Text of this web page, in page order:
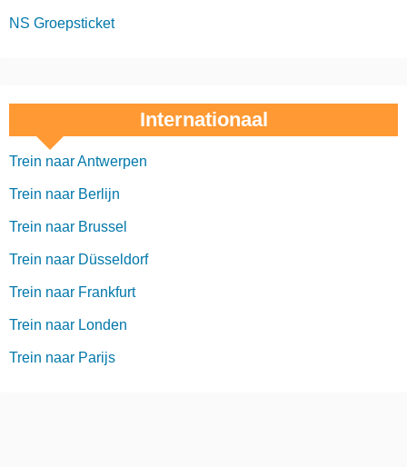
NS Groepsticket
Internationaal
Trein naar Antwerpen
Trein naar Berlijn
Trein naar Brussel
Trein naar Düsseldorf
Trein naar Frankfurt
Trein naar Londen
Trein naar Parijs